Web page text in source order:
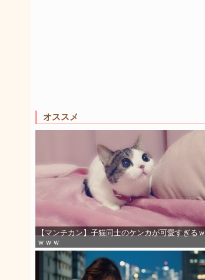
オススメ
【マンチカン】子猫同士のケンカが可愛すぎるｗ
ｗｗｗ